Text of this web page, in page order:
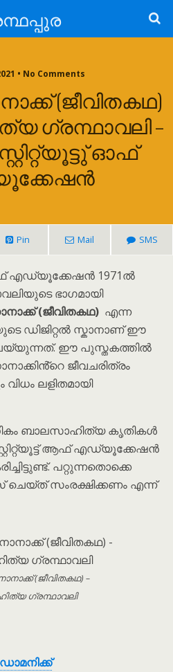
• No Comments
(ജീവിതകഥ)
ഗ്രന്ഥാവലി –
ഓഫ്
Pin Mail SMS
ആഫ് എഡ്യൂക്കേഷൻ 1971ൽ
ഭാഗമായി
(ജീവിതകഥ) എന്ന
ഡിജിറ്റൽ സ്കാനാണ് ഈ
ഈ പുസ്തകത്തിൽ
ജീവചരിത്രം
ലളിതമായി
ബാലസാഹിത്യ കൃതികൾ
ആഫ് എഡ്യൂക്കേഷൻ
പറ്റുന്നതൊക്കെ
ചെയ്ത് സംരക്ഷിക്കണം എന്ന്
(ജീവിതകഥ) –
ഗ്രന്ഥാവലി